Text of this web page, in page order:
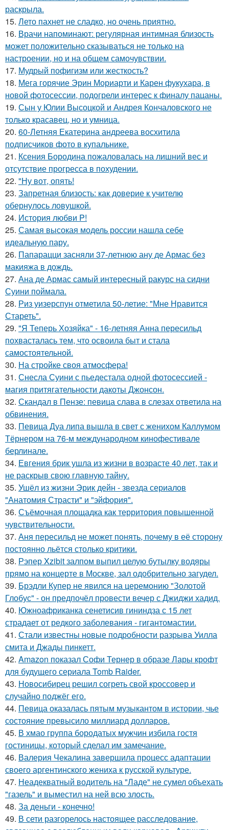
раскрыла.
15. Лето пахнет не сладко, но очень приятно.
16. Врачи напоминают: регулярная интимная близость
может положительно сказываться не только на
настроении, но и на общем самочувствии.
17. Мудрый пофигизм или жесткость?
18. Мега горячие Эрин Мориарти и Карен фукухара, в
новой фотосессии, подогрели интерес к финалу пацаны.
19. Сын у Юлии Высоцкой и Андрея Кончаловского не
только красавец, но и умница.
20. 60-Летняя Екатерина андреева восхитила
подписчиков фото в купальнике.
21. Ксения Бородина пожаловалась на лишний вес и
отсутствие прогресса в похудении.
22. "Ну вот, опять!
23. Запретная близость: как доверие к учителю
обернулось ловушкой.
24. История любви P!
25. Самая высокая модель россии нашла себе
идеальную пару.
26. Папарацци засняли 37-летнюю ану де Армас без
макияжа в дождь.
27. Ана де Армас самый интересный ракурс на сидни
Суини поймала.
28. Риз уизерспун отметила 50-летие: "Мне Нравится
Стареть".
29. "Я Теперь Хозяйка" - 16-летняя Анна пересильд
похвасталась тем, что освоила быт и стала
самостоятельной.
30. На стройке своя атмосфера!
31. Снесла Суини с пьедестала одной фотосессией -
магия притягательности дакоты Джонсон.
32. Скандал в Пензе: певица слава в слезах ответила на
обвинения.
33. Певица Дуа липа вышла в свет с женихом Каллумом
Тёрнером на 76-м международном кинофестивале
берлинале.
34. Евгения брик ушла из жизни в возрасте 40 лет, так и
не раскрыв свою главную тайну.
35. Ушёл из жизни Эрик дейн - звезда сериалов
"Анатомия Страсти" и "эйфория".
36. Съёмочная площадка как территория повышенной
чувствительности.
37. Аня пересильд не может понять, почему в её сторону
постоянно льётся столько критики.
38. Рэпер Xzibit залпом выпил целую бутылку водяры
прямо на концерте в Москве, зал одобрительно загудел.
39. Брэдли Купер не явился на церемонию "Золотой
Глобус" - он предпочёл провести вечер с Джиджи хадид.
40. Южноафриканка сенетисив гининдза с 15 лет
страдает от редкого заболевания - гигантомастии.
41. Стали известны новые подробности разрыва Уилла
смита и Джады пинкетт.
42. Amazon показал Софи Тернер в образе Лары крофт
для будущего сериала Tomb Raider.
43. Новосибирец решил согреть свой кроссовер и
случайно поджёг его.
44. Певица оказалась пятым музыкантом в истории, чье
состояние превысило миллиард долларов.
45. В хмао группа бородатых мужчин избила гостя
гостиницы, который сделал им замечание.
46. Валерия Чекалина завершила процесс адаптации
своего аргентинского жениха к русской культуре.
47. Неадекватный водитель на "Ладе" не сумел объехать
"газель" и выместил на ней всю злость.
48. За деньги - конечно!
49. В сети разгорелось настоящее расследование,